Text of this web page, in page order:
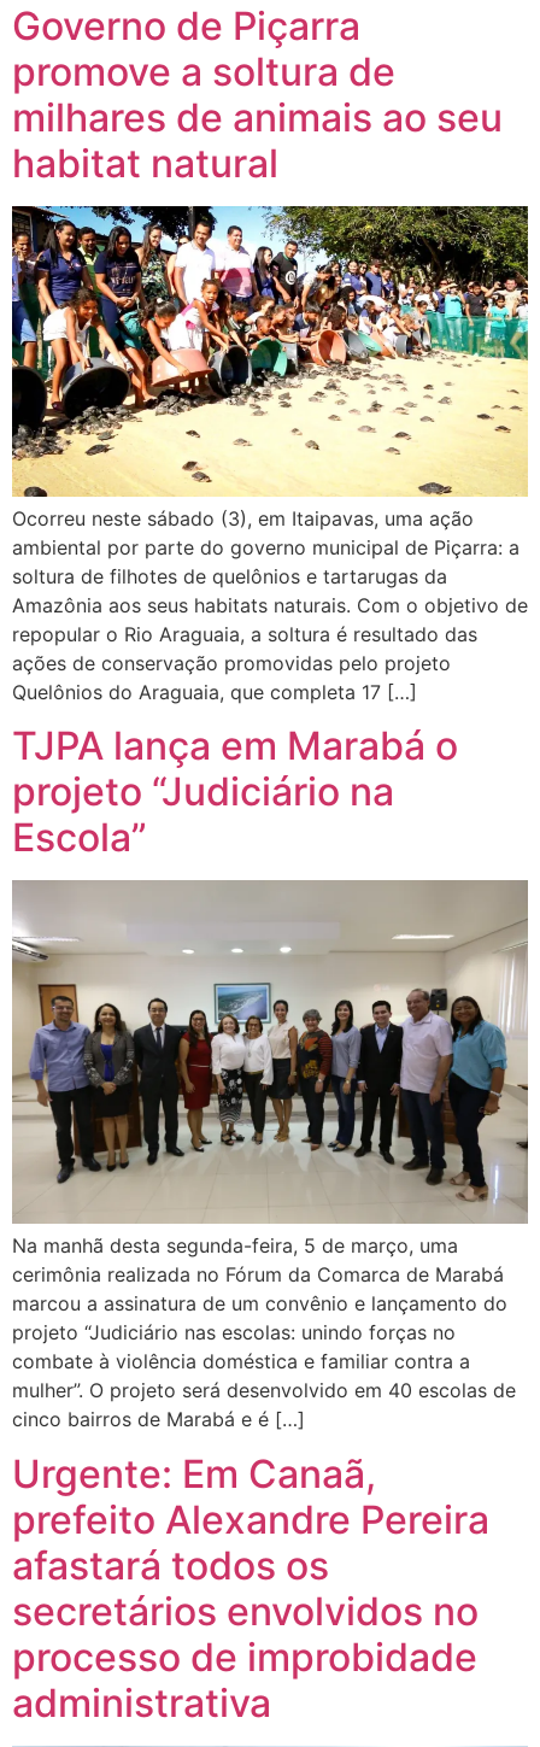
Governo de Piçarra
promove a soltura de
milhares de animais ao seu
habitat natural
Ocorreu neste sábado (3), em Itaipavas, uma ação
ambiental por parte do governo municipal de Piçarra: a
soltura de filhotes de quelônios e tartarugas da
Amazônia aos seus habitats naturais. Com o objetivo de
repopular o Rio Araguaia, a soltura é resultado das
ações de conservação promovidas pelo projeto
Quelônios do Araguaia, que completa 17 […]
TJPA lança em Marabá o
projeto “Judiciário na
Escola”
Na manhã desta segunda-feira, 5 de março, uma
cerimônia realizada no Fórum da Comarca de Marabá
marcou a assinatura de um convênio e lançamento do
projeto “Judiciário nas escolas: unindo forças no
combate à violência doméstica e familiar contra a
mulher”. O projeto será desenvolvido em 40 escolas de
cinco bairros de Marabá e é […]
Urgente: Em Canaã,
prefeito Alexandre Pereira
afastará todos os
secretários envolvidos no
processo de improbidade
administrativa